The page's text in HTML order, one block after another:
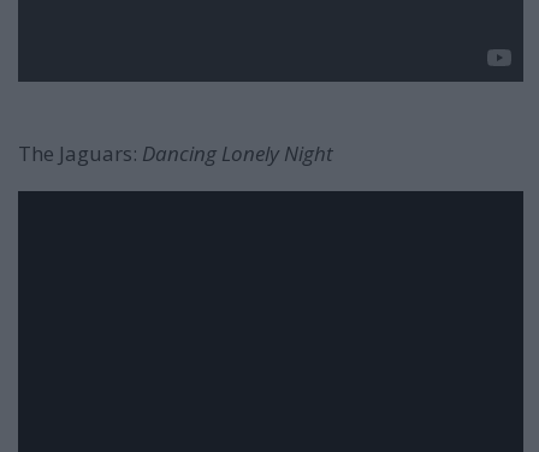
The Jaguars: Dancing Lonely Night